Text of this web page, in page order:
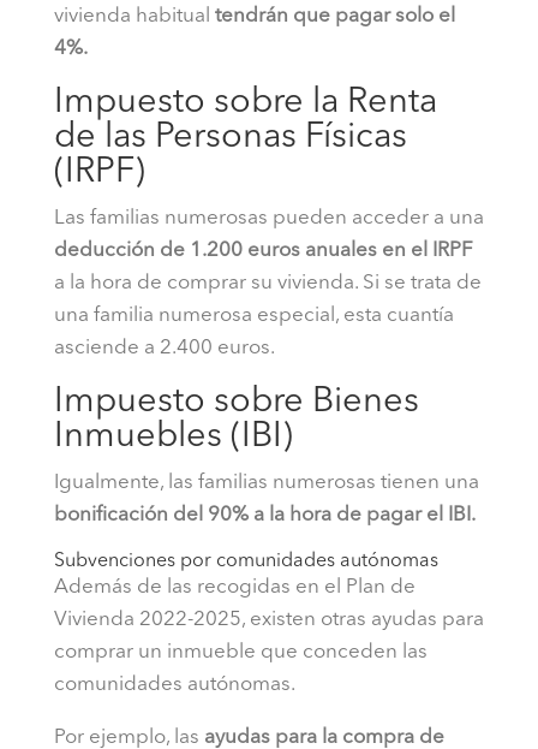
vivienda habitual tendrán que pagar solo el
4%.
Impuesto sobre la Renta
de las Personas Físicas
(IRPF)
Las familias numerosas pueden acceder a una
deducción de 1.200 euros anuales en el IRPF
a la hora de comprar su vivienda. Si se trata de
una familia numerosa especial, esta cuantía
asciende a 2.400 euros.
Impuesto sobre Bienes
Inmuebles (IBI)
Igualmente, las familias numerosas tienen una
bonificación del 90% a la hora de pagar el IBI.
Subvenciones por comunidades autónomas
Además de las recogidas en el Plan de
Vivienda 2022-2025, existen otras ayudas para
comprar un inmueble que conceden las
comunidades autónomas.
Por ejemplo, las ayudas para la compra de